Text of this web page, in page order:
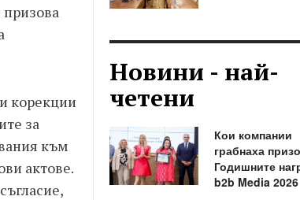
корекции
за
към
актове.
Новини - най-
четени
Кои компании
грабнаха
Годишните
b2b Media 2026